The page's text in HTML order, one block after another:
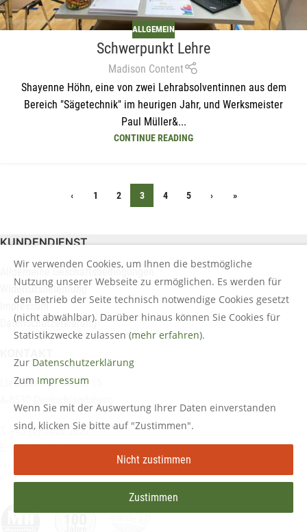
ALLGEMEIN
Schwerpunkt Lehre
Madison Content
Shayenne Höhn, eine von zwei Lehrabsolventinnen aus dem
Bereich "Sägetechnik" im heurigen Jahr, und Werksmeister
Paul Müller&...
CONTINUE READING
‹ 1 2 3 4 5 › »
KUNDENDIENST
Allgemeine Geschäftsbedingungen
Widerrufsbelehrung
Impressum
Datenschutzerklärung
Liechtensteinstraße 15
T. +43 (0) 3462 2222
info@holztreff.at
Wir verwenden Cookies, um Ihnen die bestmögliche
Nutzung unserer Webseite zu ermöglichen. Es werden für
den Betrieb der Seite technisch notwendige Cookies gesetzt
(nicht abwählbar). Darüber hinaus können Sie Cookies für
Statistikzwecke zulassen (mehr erfahren).
Zur Datenschutzerklärung
Zum Impressum
Wenn Sie mit der Auswertung Ihrer Daten einverstanden
sind, klicken Sie bitte auf "Zustimmen".
Nicht zustimmen
Zustimmen